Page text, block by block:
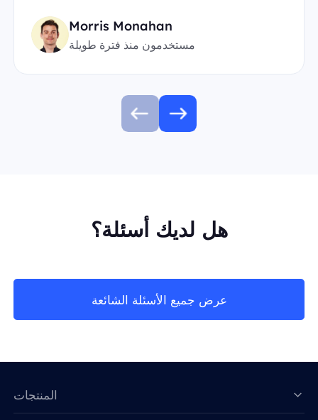
Morris Monahan
مستخدمون منذ فترة طويلة
هل لديك أسئلة؟
عرض جميع الأسئلة الشائعة
المنتجات